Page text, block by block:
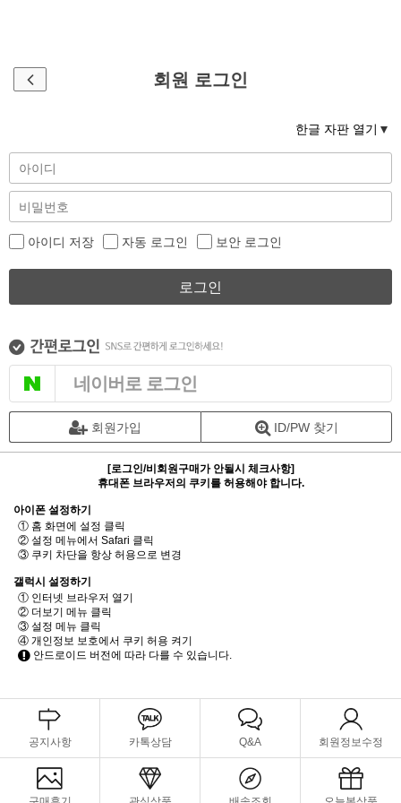
회원 로그인
한글 자판 열기
아이디 저장 자동 로그인 보안 로그인
로그인
네이버로 로그인
회원가입 ID/PW 찾기
[로그인/비회원구매가 안될시 체크사항]
휴대폰 브라우저의 쿠키를 허용해야 합니다.
아이폰 설정하기
① 홈 화면에 설정 클릭
② 설정 메뉴에서 Safari 클릭
③ 쿠키 차단을 항상 허용으로 변경
갤럭시 설정하기
① 인터넷 브라우저 열기
② 더보기 메뉴 클릭
③ 설정 메뉴 클릭
④ 개인정보 보호에서 쿠키 허용 켜기
안드로이드 버전에 따라 다를 수 있습니다.
공지사항 카톡상담 Q&A 회원정보수정